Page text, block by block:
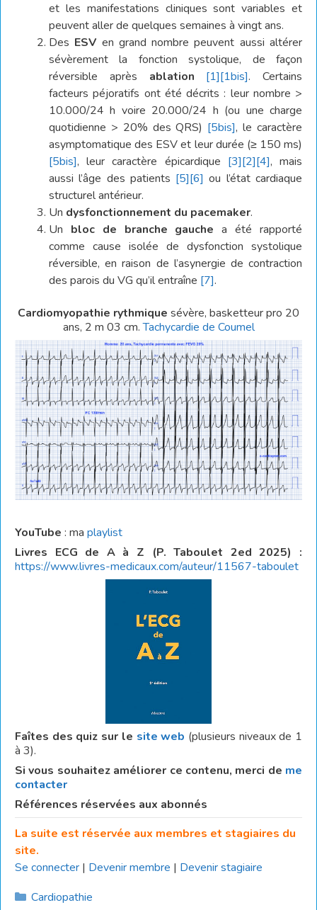
et les manifestations cliniques sont variables et
peuvent aller de quelques semaines à vingt ans.
Des ESV en grand nombre peuvent aussi altérer
sévèrement la fonction systolique, de façon
réversible après ablation [1][1bis]. Certains
facteurs péjoratifs ont été décrits : leur nombre >
10.000/24 h voire 20.000/24 h (ou une charge
quotidienne > 20% des QRS) [5bis], le caractère
asymptomatique des ESV et leur durée (≥ 150 ms)
[5bis], leur caractère épicardique [3][2][4], mais
aussi l’âge des patients [5][6] ou l’état cardiaque
structurel antérieur.
Un dysfonctionnement du pacemaker.
Un bloc de branche gauche a été rapporté
comme cause isolée de dysfonction systolique
réversible, en raison de l’asynergie de contraction
des parois du VG qu’il entraîne [7].
Cardiomyopathie rythmique sévère, basketteur pro 20
ans, 2 m 03 cm.Tachycardie de Coumel
YouTube : ma playlist
Livres ECG de A à Z (P. Taboulet 2ed 2025) :
https://www.livres-medicaux.com/auteur/11567-taboulet
Faîtes des quiz sur le site web (plusieurs niveaux de 1
à 3).
Si vous souhaitez améliorer ce contenu, merci de me
contacter
Références réservées aux abonnés
La suite est réservée aux membres et stagiaires du
site.
Se connecter | Devenir membre | Devenir stagiaire
Catégories
Cardiopathie